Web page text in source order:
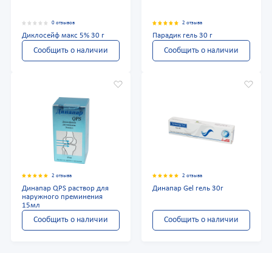
0 отзывов
Диклосейф макс 5% 30 г
Сообщить о наличии
2 отзыва
Парадик гель 30 г
Сообщить о наличии
2 отзыва
Динапар QPS раствор для
наружного преминения
15мл
Сообщить о наличии
2 отзыва
Динапар Gel гель 30г
Сообщить о наличии